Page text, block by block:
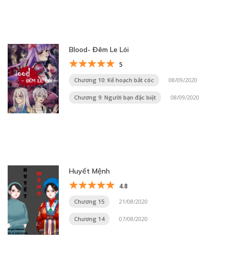
Blood- Đêm Le Lói
5
Chương 10: Kế hoạch bắt cóc 08/09/2020
Chương 9: Người bạn đặc biệt 08/09/2020
Huyết Mệnh
4.8
Chương 15 21/08/2020
Chương 14 07/08/2020